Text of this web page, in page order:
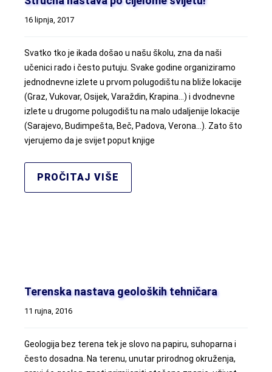
16 lipnja, 2017
Svatko tko je ikada došao u našu školu, zna da naši
učenici rado i često putuju. Svake godine organiziramo
jednodnevne izlete u prvom polugodištu na bliže lokacije
(Graz, Vukovar, Osijek, Varaždin, Krapina…) i dvodnevne
izlete u drugome polugodištu na malo udaljenije lokacije
(Sarajevo, Budimpešta, Beč, Padova, Verona…). Zato što
vjerujemo da je svijet poput knjige
PROČITAJ VIŠE
Terenska nastava geoloških tehničara
11 rujna, 2016
Geologija bez terena tek je slovo na papiru, suhoparna i
često dosadna. Na terenu, unutar prirodnog okruženja,